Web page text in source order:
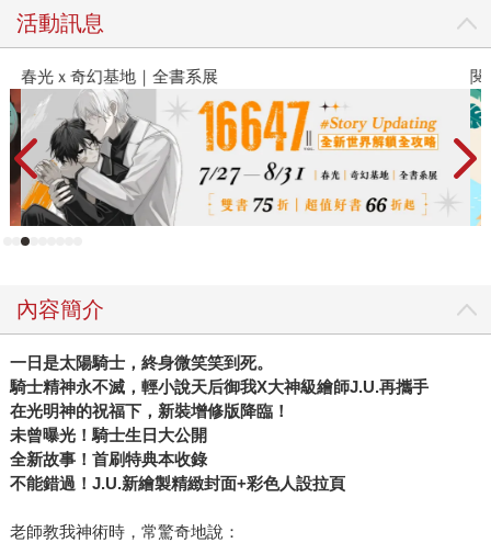
活動訊息
春光ｘ奇幻基地｜全書系展 閱
內容簡介
一日是太陽騎士，終身微笑笑到死。
騎士精神永不滅，輕小說天后御我X大神級繪師J.U.再攜手
在光明神的祝福下，新裝增修版降臨！
未曾曝光！騎士生日大公開
全新故事！首刷特典本收錄
不能錯過！J.U.新繪製精緻封面+彩色人設拉頁
老師教我神術時，常驚奇地說：